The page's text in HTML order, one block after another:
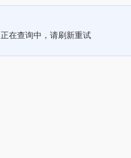
正在查询中，请刷新重试